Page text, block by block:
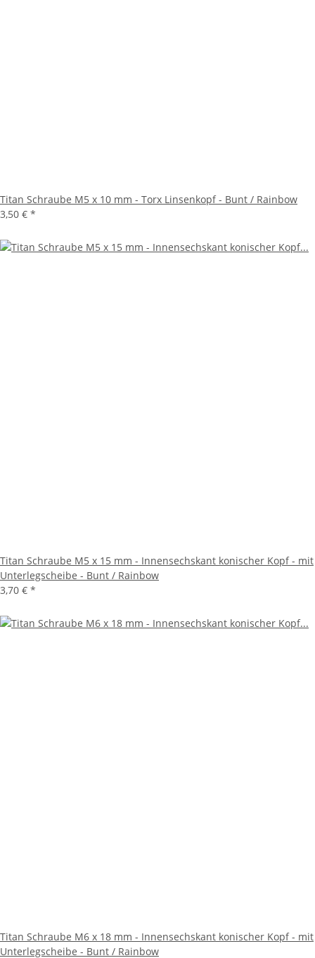
Titan Schraube M5 x 10 mm - Torx Linsenkopf - Bunt / Rainbow
3,50 € *
Titan Schraube M5 x 15 mm - Innensechskant konischer Kopf - mit
Unterlegscheibe - Bunt / Rainbow
3,70 € *
Titan Schraube M6 x 18 mm - Innensechskant konischer Kopf - mit
Unterlegscheibe - Bunt / Rainbow